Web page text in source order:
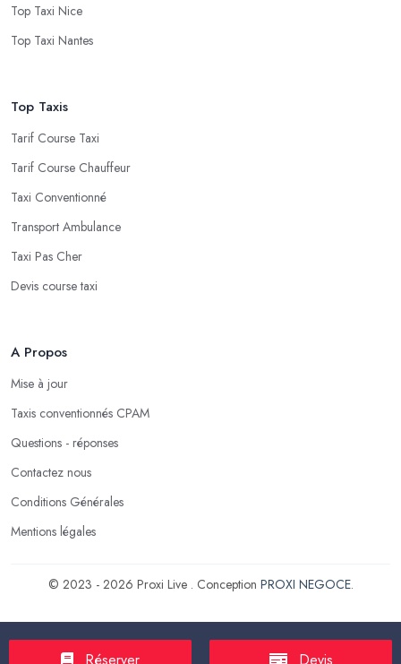
Top Taxi Nice
Top Taxi Nantes
Top Taxis
Tarif Course Taxi
Tarif Course Chauffeur
Taxi Conventionné
Transport Ambulance
Taxi Pas Cher
Devis course taxi
A Propos
Mise à jour
Taxis conventionnés CPAM
Questions - réponses
Contactez nous
Conditions Générales
Mentions légales
© 2023 - 2026 Proxi Live . Conception PROXI NEGOCE.